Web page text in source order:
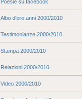
Poesie su facebook
Albo d'oro anni 2000/2010
Testimonianze 2000/2010
Stampa 2000/2010
Relazioni 2000/2010
Video 2000/2010